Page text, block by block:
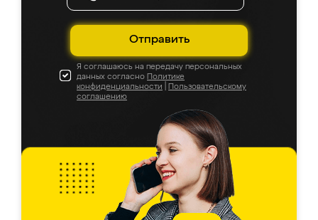
Отправить
Я соглашаюсь на передачу персональных
данных согласно Политике
конфиденциальности
Пользовательскому
соглашению